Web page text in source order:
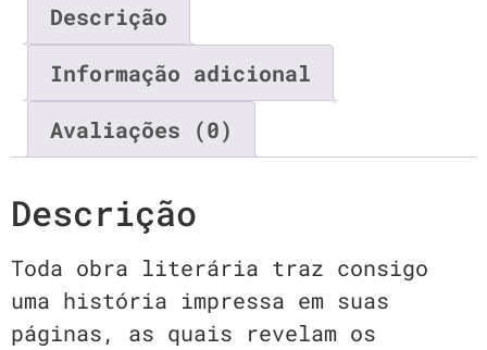
Descrição
Informação adicional
Avaliações (0)
Descrição
Toda obra literária traz consigo
uma história impressa em suas
páginas, as quais revelam os